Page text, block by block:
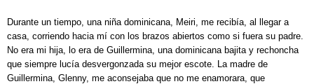
Durante un tiempo, una niña dominicana, Meiri, me recibía, al llegar a
casa, corriendo hacia mí con los brazos abiertos como si fuera su padre.
No era mi hija, lo era de Guillermina, una dominicana bajita y rechoncha
que siempre lucía desvergonzada su mejor escote. La madre de
Guillermina, Glenny, me aconsejaba que no me enamorara, que